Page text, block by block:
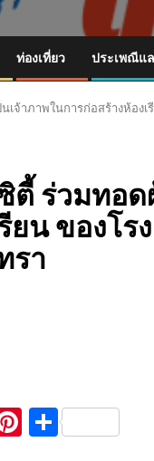
ท่องเที่ยว ประเพณีแ
าภาพในการก่อสร้างห้องเ
ร่วมทอด
น ของโร
รา
Pinterest
Share